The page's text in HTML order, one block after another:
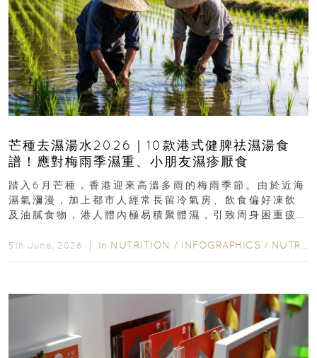
芒種去濕湯水2026｜10款港式健脾祛濕湯食
譜！應對梅雨季濕重、小朋友濕疹厭食
踏入6月芒種，香港迎來高溫多雨的梅雨季節。由於近海
濕氣瀰漫，加上都市人經常長留冷氣房、飲食偏好凍飲
及油膩食物，港人體內極易積聚體濕，引致周身困重疲
狀...
5th June, 2026 ｜ In NUTRITION / INFOGRAPHICS / NUTRITION